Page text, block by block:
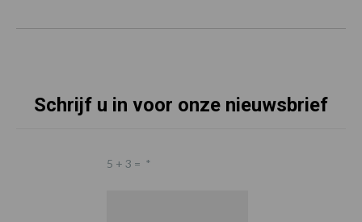
Schrijf u in voor onze nieuwsbrief
5 + 3 = *